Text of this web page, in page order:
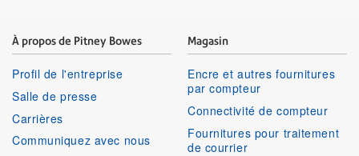
À propos de Pitney Bowes
Profil de l'entreprise
Salle de presse
Carrières
Communiquez avec nous
Magasin
Encre et autres fournitures
par compteur
Connectivité de compteur
Fournitures pour traitement
de courrier